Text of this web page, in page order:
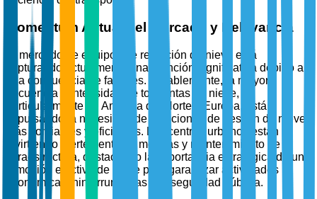
Momentum Actual del Mercado y Relevancia
El mercado de equipos de remoción de nieve está
capturando actualmente una atención significativa debido a
una confluencia de factores. Notablemente, la mayor
frecuencia e intensidad de tormentas de nieve,
particularmente en América del Norte y Europa, están
impulsando la necesidad de soluciones de gestión de nieve
más confiables y eficientes. Los centros urbanos están
invirtiendo fuertemente en mejoras y mantenimiento de
infraestructura, destacando la importancia estratégica de una
remoción efectiva de nieve para garantizar actividades
económicas ininterrumpidas y la seguridad pública.